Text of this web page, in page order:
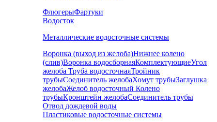
ФлюгерыФартуки
Водосток
Металлические водосточные системы
Воронка (выход из желоба)Нижнее колено
(слив)Воронка водосборнаяКомплектующиеУгол
желоба Труба водосточнаяТройник
трубыСоединитель желобаХомут трубыЗаглушка
желобаЖелоб водосточный Колено
трубыКронштейн желобаСоединитель трубы
Отвод дождевой воды
Пластиковые водосточные системы